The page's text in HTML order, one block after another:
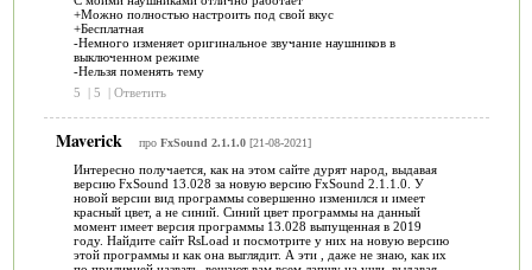
+Можно полностью настроить под свой вкус
+Бесплатная
-Немного изменяет оригинальное звучание наушников в
выключенном режиме
-Нельзя поменять тему
5
| 5 | Ответить
Maverick про FxSound 2.1.1.0[21-08-2021]
Интересно получается, как на этом сайте дурят народ, выдавая
версию FxSound 13.028 за новую версию FxSound 2.1.1.0. У
новой версии вид программы совершенно изменился и имеет
красный цвет, а не синий. Синий цвет программы на данный
момент имеет версия программы 13.028 выпущенная в 2019
году. Найдите сайт RsLoad и посмотрите у них на новую версию
этой программы и как она выглядит. А эти , даже не знаю, как их